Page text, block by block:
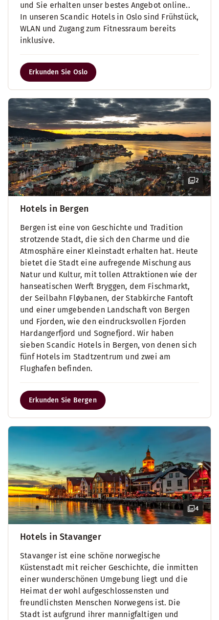
und Sie erhalten unser bestes Angebot online..
In unseren Scandic Hotels in Oslo sind Frühstück,
WLAN und Zugang zum Fitnessraum bereits
inklusive.
Erkunden Sie Oslo
2
Hotels in Bergen
Bergen ist eine von Geschichte und Tradition
strotzende Stadt, die sich den Charme und die
Atmosphäre einer Kleinstadt erhalten hat. Heute
bietet die Stadt eine aufregende Mischung aus
Natur und Kultur, mit tollen Attraktionen wie der
hanseatischen Werft Bryggen, dem Fischmarkt,
der Seilbahn Fløybanen, der Stabkirche Fantoft
und einer umgebenden Landschaft von Bergen
und Fjorden, wie den eindrucksvollen Fjorden
Hardangerfjord und Sognefjord. Wir haben
sieben Scandic Hotels in Bergen, von denen sich
fünf Hotels im Stadtzentrum und zwei am
Flughafen befinden.
Erkunden Sie Bergen
4
Hotels in Stavanger
Stavanger ist eine schöne norwegische
Küstenstadt mit reicher Geschichte, die inmitten
einer wunderschönen Umgebung liegt und die
Heimat der wohl aufgeschlossensten und
freundlichsten Menschen Norwegens ist. Die
Stadt ist aufgrund ihrer mannigfaltigen und